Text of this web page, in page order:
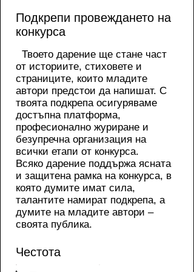
Подкрепи провеждането на
конкурса
Твоето дарение ще стане част
от историите, стиховете и
страниците, които младите
автори предстои да напишат. С
твоята подкрепа осигуряваме
достъпна платформа,
професионално журиране и
безупречна организация на
всички етапи от конкурса.
Всяко дарение поддържа ясната
и защитена рамка на конкурса, в
която думите имат сила,
талантите намират подкрепа, а
думите на младите автори –
своята публика.
Честота